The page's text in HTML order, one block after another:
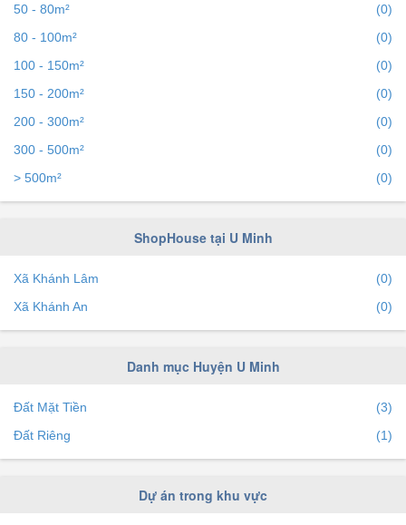
50 - 80m²
(0)
80 - 100m²
(0)
100 - 150m²
(0)
150 - 200m²
(0)
200 - 300m²
(0)
300 - 500m²
(0)
> 500m²
(0)
ShopHouse tại U Minh
Xã Khánh Lâm
(0)
Xã Khánh An
(0)
Danh mục Huyện U Minh
Đất Mặt Tiền
(3)
Đất Riêng
(1)
Dự án trong khu vực